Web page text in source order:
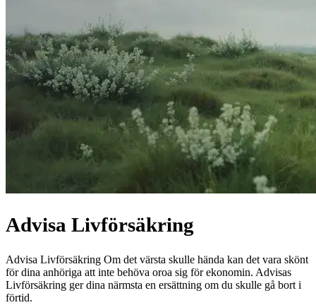
Advisa Livförsäkring
Advisa Livförsäkring Om det värsta skulle hända kan det vara skönt
för dina anhöriga att inte behöva oroa sig för ekonomin. Advisas
Livförsäkring ger dina närmsta en ersättning om du skulle gå bort i
förtid.